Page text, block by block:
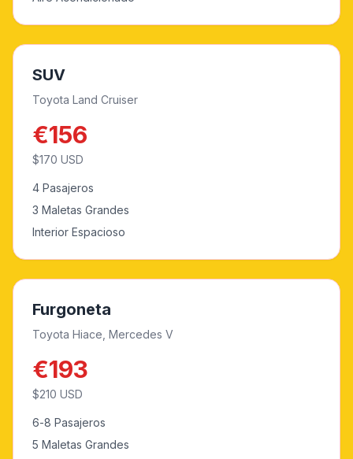
SUV
Toyota Land Cruiser
€156
$170 USD
4 Pasajeros
3 Maletas Grandes
Interior Espacioso
Furgoneta
Toyota Hiace, Mercedes V
€193
$210 USD
6-8 Pasajeros
5 Maletas Grandes